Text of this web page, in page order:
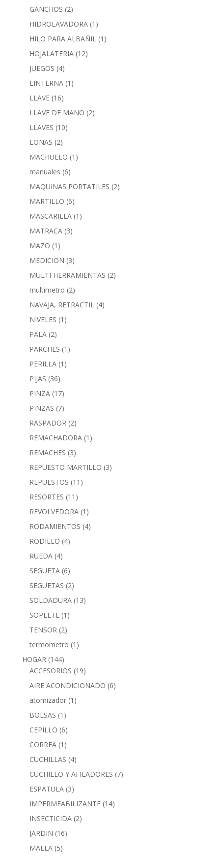
GANCHOS (2)
HIDROLAVADORA (1)
HILO PARA ALBAÑIL (1)
HOJALATERIA (12)
JUEGOS (4)
LINTERNA (1)
LLAVE (16)
LLAVE DE MANO (2)
LLAVES (10)
LONAS (2)
MACHUELO (1)
manuales (6)
MAQUINAS PORTATILES (2)
MARTILLO (6)
MASCARILLA (1)
MATRACA (3)
MAZO (1)
MEDICION (3)
MULTI HERRAMIENTAS (2)
multimetro (2)
NAVAJA, RETRACTIL (4)
NIVELES (1)
PALA (2)
PARCHES (1)
PERILLA (1)
PIJAS (36)
PINZA (17)
PINZAS (7)
RASPADOR (2)
REMACHADORA (1)
REMACHES (3)
REPUESTO MARTILLO (3)
REPUESTOS (11)
RESORTES (11)
REVOLVEDORA (1)
RODAMIENTOS (4)
RODILLO (4)
RUEDA (4)
SEGUETA (6)
SEGUETAS (2)
SOLDADURA (13)
SOPLETE (1)
TENSOR (2)
termometro (1)
HOGAR (144)
ACCESORIOS (19)
AIRE ACONDICIONADO (6)
atomizador (1)
BOLSAS (1)
CEPILLO (6)
CORREA (1)
CUCHILLAS (4)
CUCHILLO Y AFILADORES (7)
ESPATULA (3)
IMPERMEABILIZANTE (14)
INSECTICIDA (2)
JARDIN (16)
MALLA (5)